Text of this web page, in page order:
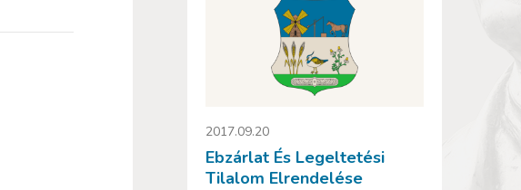
2017.09.20
Ebzárlat És Legeltetési
Tilalom Elrendelése